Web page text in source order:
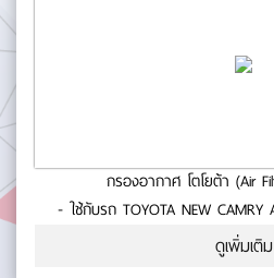
กรองอากาศ โตโยต้
- ใช้กับรถ TOYOTA NEW CAMRY
2.0,2.4,2.5- สินค้าคุณภาพ- มาตาร
ดูเพิ่มเติม